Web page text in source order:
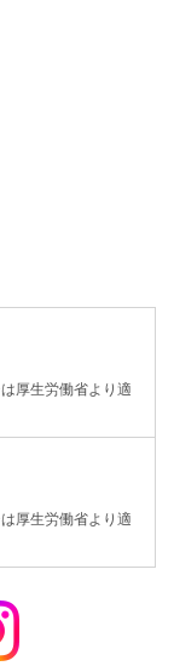
厚生労働省より適
厚生労働省より適